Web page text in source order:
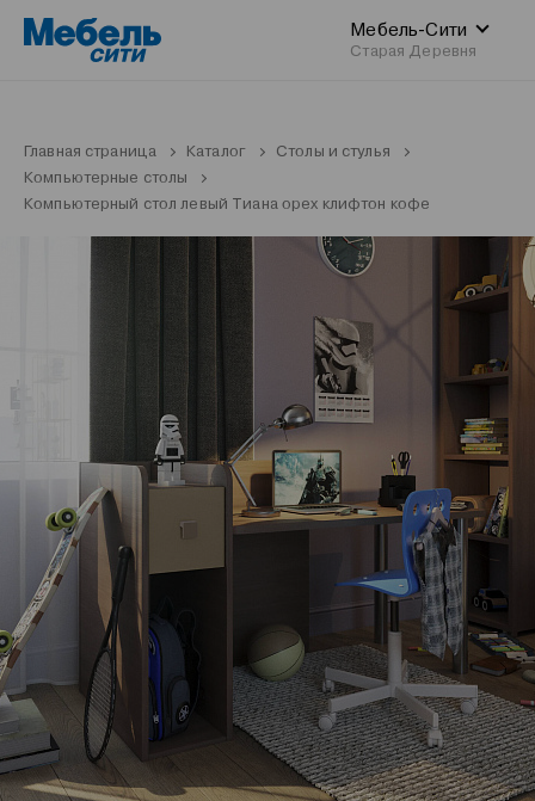
Мебель-Сити
Старая Деревня
Главная страница Каталог
Столы и стулья
Компьютерные столы
Компьютерный стол левый Тиана орех клифтон кофе